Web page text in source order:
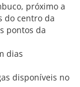
próximo a
do centro da
pontos da
dias
disponíveis no